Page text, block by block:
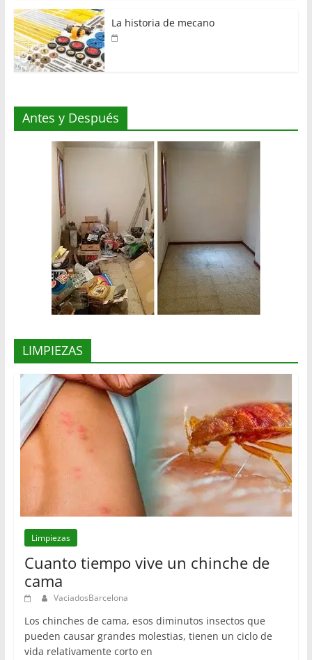
La historia de mecano
Antes y Después
LIMPIEZAS
Limpiezas
Cuanto tiempo vive un chinche de
cama
VaciadosBarcelona
Los chinches de cama, esos diminutos insectos que
pueden causar grandes molestias, tienen un ciclo de
vida relativamente corto en